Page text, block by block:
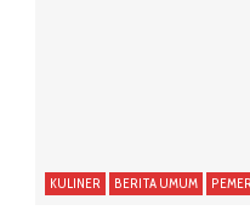
KULINER BERITA UMUM